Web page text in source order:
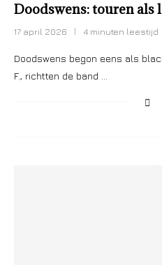
Doodswens: touren als
17 april 2026 4 minuten leestijd
Doodswens begon eens als
F., richtten de band …